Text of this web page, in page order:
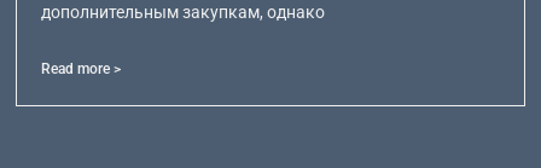
дополнительным закупкам, однако
Read more >